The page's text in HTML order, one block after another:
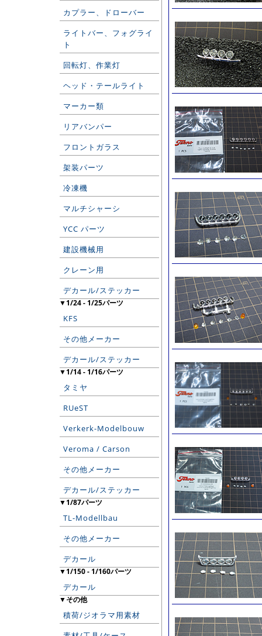
カプラー、ドローバー
ライトバー、フォグライ
ト
回転灯、作業灯
ヘッド・テールライト
マーカー類
リアバンパー
フロントガラス
架装パーツ
冷凍機
マルチシャーシ
YCC パーツ
建設機械用
クレーン用
デカール/ステッカー
▼1/24 - 1/25パーツ
KFS
その他メーカー
デカール/ステッカー
▼1/14 - 1/16パーツ
タミヤ
RUeST
Verkerk-Modelbouw
Veroma / Carson
その他メーカー
デカール/ステッカー
▼1/87パーツ
TL-Modellbau
その他メーカー
デカール
▼1/150 - 1/160パーツ
デカール
▼その他
積荷/ジオラマ用素材